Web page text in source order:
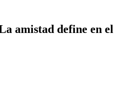
amistad define en el